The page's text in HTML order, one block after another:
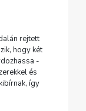
rejtett
hogy két
-
és
így